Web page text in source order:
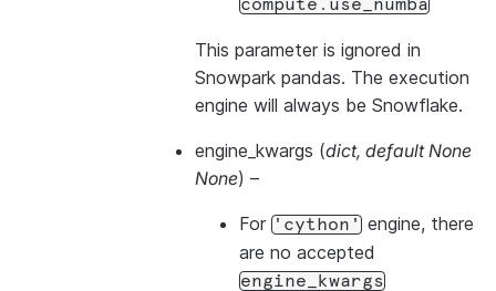
compute.use_numba
This parameter is ignored in
Snowpark pandas. The execution
engine will always be Snowflake.
engine_kwargs (dict, default None
None) –
For 'cython' engine, there
are no accepted
engine_kwargs